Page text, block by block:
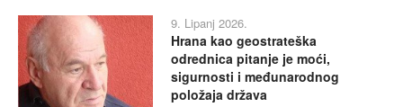
9. Lipanj 2026.
Hrana kao geostrateška
odrednica pitanje je moći,
sigurnosti i međunarodnog
položaja država